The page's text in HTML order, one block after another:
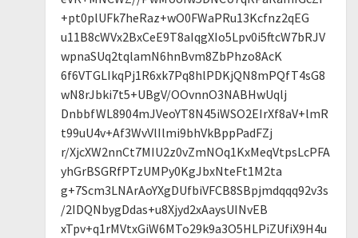
+pt0plUFk7heRaz+wO0FWaPRu13Kcfnz2qEG
u11B8cWVx2BxCeE9T8aIqgXIo5Lpv0i5ftcW7bRJV
wpnaSUq2tqlamN6hnBvm8ZbPhzo8AcK
6f6VTGLIkqPj1R6xk7Pq8hlPDKjQN8mPQfT4sG8
wN8rJbki7t5+UBgV/OOvnnO3NABHwUqlj
DnbbfWL8904mJVeoYT8N45iWSO2EIrXf8aV+lmR
t99uU4v+Af3WvVlIlmi9bhVkBppPadFZj
r/XjcXW2nnCt7MIU2z0vZmNOq1KxMeqVtpsLcPFA
yhGrBSGRfPTzUMPy0KgJbxNteFt1M2ta
g+7Scm3LNArAoYXgDUfbiVFCB8SBpjmdqqq92v3s
/2IDQNbygDdas+u8Xjyd2xAaysUINvEB
xTpv+q1rMVtxGiW6MTo29k9a3O5HLPiZUfiX9H4u